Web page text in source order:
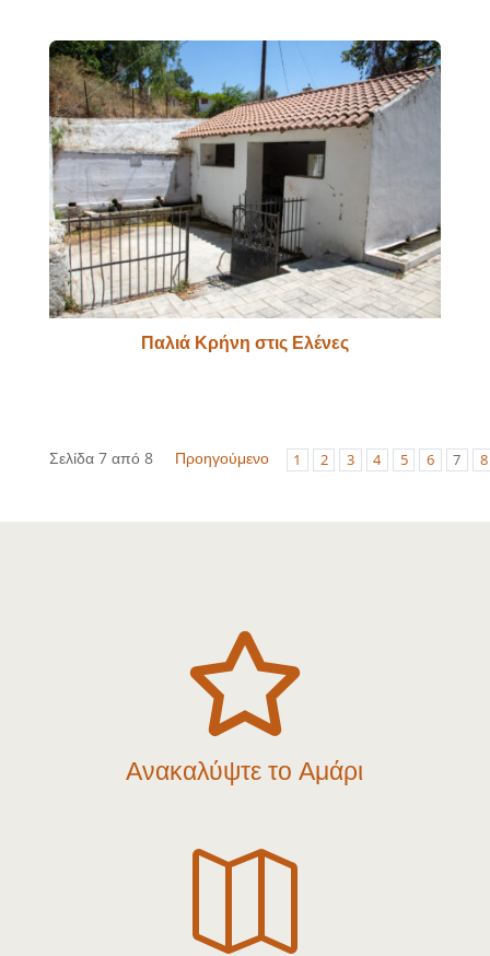
Παλιά Κρήνη στις Ελένες
Σελίδα 7 από 8 Προηγούμενο 1 2 3 4 5 6 7 8

Ανακαλύψτε το Αμάρι
